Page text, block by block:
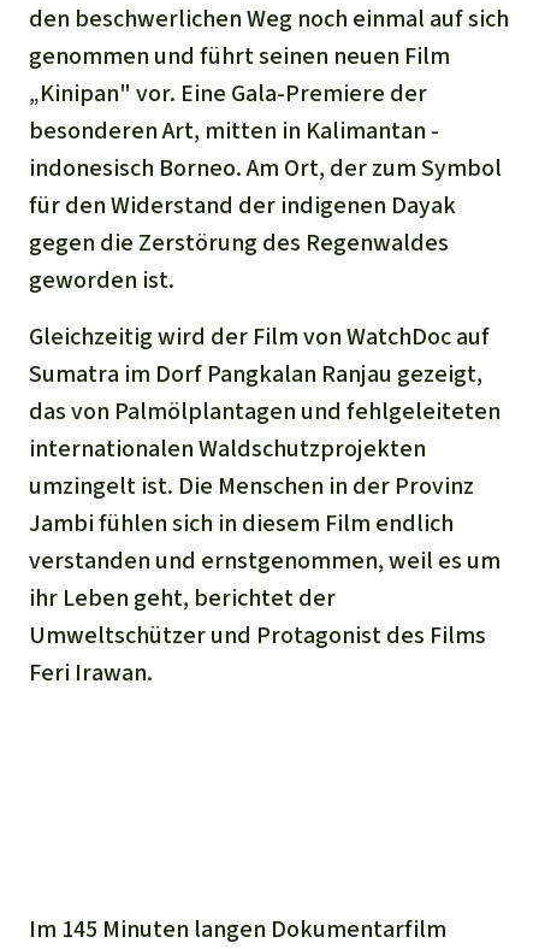
Landraub
Wilderei
Straßen
den beschwerlichen Weg noch einmal auf sich
genommen und führt seinen neuen Film
„Kinipan" vor. Eine Gala-Premiere der
besonderen Art, mitten in Kalimantan -
indonesisch Borneo. Am Ort, der zum Symbol
für den Widerstand der indigenen Dayak
gegen die Zerstörung des Regenwaldes
geworden ist.
Gleichzeitig wird der Film von WatchDoc auf
Sumatra im Dorf Pangkalan Ranjau gezeigt,
das von Palmölplantagen und fehlgeleiteten
internationalen Waldschutzprojekten
umzingelt ist. Die Menschen in der Provinz
Jambi fühlen sich in diesem Film endlich
verstanden und ernstgenommen, weil es um
ihr Leben geht, berichtet der
Umweltschützer und Protagonist des Films
Feri Irawan.
Im 145 Minuten langen Dokumentarfilm